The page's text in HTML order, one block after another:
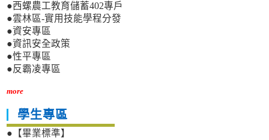
●西螺農工教育儲蓄402專戶
●雲林區-實用技能學程分發
●資安專區
●資訊安全政策
●性平專區
●反霸凌專區
more
學生專區
●【畢業標準】